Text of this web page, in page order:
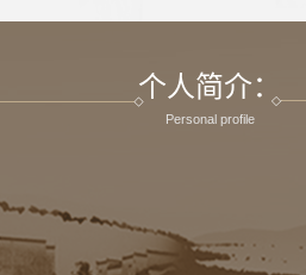
个人简介：
Personal profile